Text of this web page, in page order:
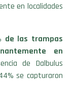
en localidades
de las trampas
en
de Dalbulus
se capturaron